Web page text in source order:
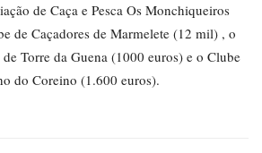
de Caça e Pesca Os Monchiqueiros
de Caçadores de Marmelete (12 mil) , o
de Torre da Guena (1000 euros) e o Clube
do Coreino (1.600 euros).